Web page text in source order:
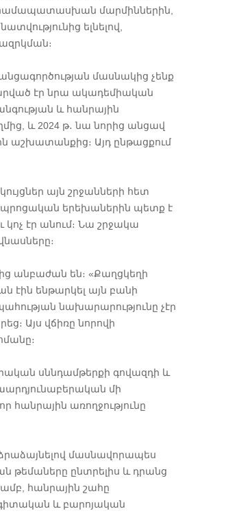
համապատասխան մարմիններին,
ելնելով,
մասնակից չենք
էր նրա ակադեմիական
և հանրային
և 2024 թ․ նա նորից անցավ
աշխատանքից։ Այդ ընթացքում
այն շրջանների հետ
երեխաներին պետք է
էր անում։ Նա շրջակա
անբաժան են։ «Քաղցկեղի
էին ենթարկել այն բանի
նախարարությունը չէր
Այս վճիռը նորովի
սննդամթերքի գովազդի և
մի
հանրային առողջությունը
մասնավորապես
թեմաները ընտրելիս և դրանց
հանրային շահը
և բարոյական